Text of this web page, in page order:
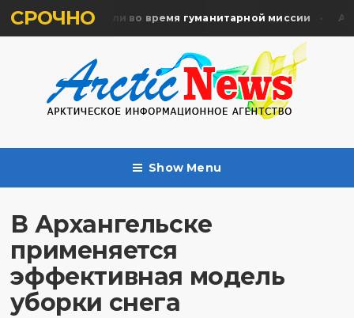
СРОЧНО
жертв почтили во время гуманитарной миссии
Show Menu
В Архангельске
применяется
эффективная модель
уборки снега